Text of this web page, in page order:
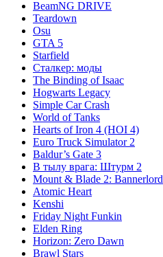
BeamNG DRIVE
Teardown
Osu
GTA 5
Starfield
Сталкер: моды
The Binding of Isaac
Hogwarts Legacy
Simple Car Crash
World of Tanks
Hearts of Iron 4 (HOI 4)
Euro Truck Simulator 2
Baldur’s Gate 3
В тылу врага: Штурм 2
Mount & Blade 2: Bannerlord
Atomic Heart
Kenshi
Friday Night Funkin
Elden Ring
Horizon: Zero Dawn
Brawl Stars